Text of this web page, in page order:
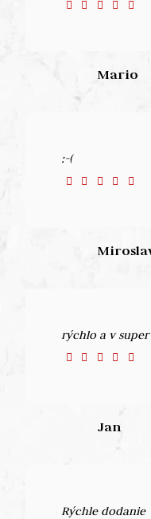
Mario
:-(
rýchlo a v
Jan
Rýchle dodanie